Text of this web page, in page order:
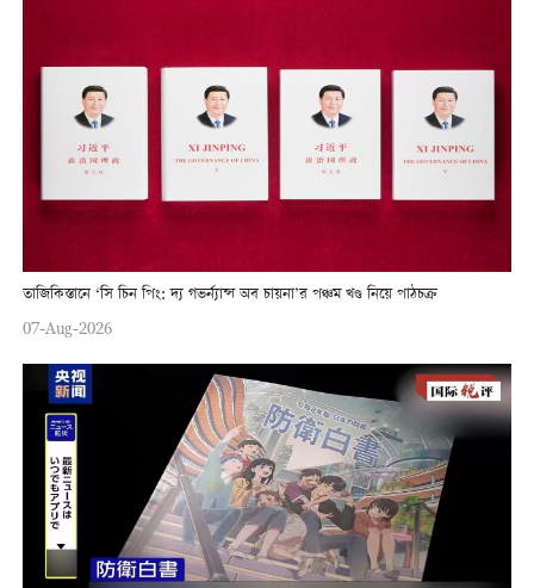
তাজিকিস্তানে ‘সি চিন পিং: দ্য গভর্ন্যান্স অব চায়না’র পঞ্চম খণ্ড নিয়ে পাঠচক্র
07-Aug-2026